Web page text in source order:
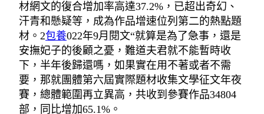
材網文的復合增加率高達37.2%，已超出奇幻、
汗青和懸疑等，成為作品增速位列第二的熱點題
材。2包養022年9月閱文“就算是為了急事，還是
安撫妃子的後顧之憂，難道夫君就不能暫時收
下，半年後歸還嗎，如果實在用不著或者不需
要，那就團體第六屆實際題材收集文學征文年夜
賽，總體範圍再立異高，共收到參賽作品34804
部，同比增加65.1%。